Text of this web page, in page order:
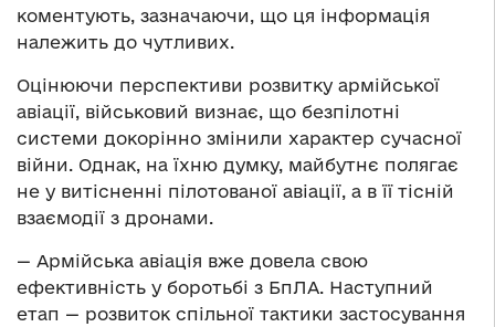
коментують, зазначаючи, що ця інформація
належить до чутливих.
Оцінюючи перспективи розвитку армійської
авіації, військовий визнає, що безпілотні
системи докорінно змінили характер сучасної
війни. Однак, на їхню думку, майбутнє полягає
не у витісненні пілотованої авіації, а в її тісній
взаємодії з дронами.
— Армійська авіація вже довела свою
ефективність у боротьбі з БпЛА. Наступний
етап — розвиток спільної тактики застосування